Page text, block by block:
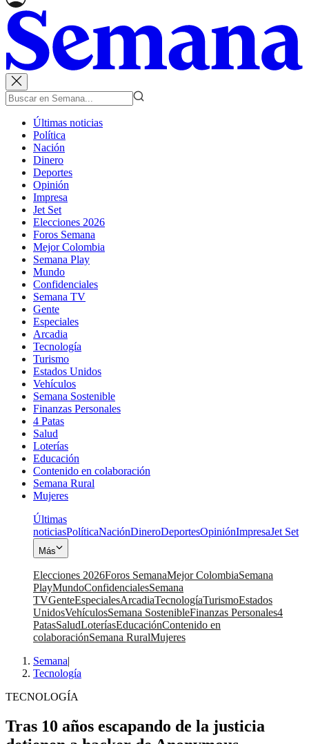
Últimas noticias
Política
Nación
Dinero
Deportes
Opinión
Impresa
Jet Set
Elecciones 2026
Foros Semana
Mejor Colombia
Semana Play
Mundo
Confidenciales
Semana TV
Gente
Especiales
Arcadia
Tecnología
Turismo
Estados Unidos
Vehículos
Semana Sostenible
Finanzas Personales
4 Patas
Salud
Loterías
Educación
Contenido en colaboración
Semana Rural
Mujeres
Últimas
noticiasPolíticaNaciónDineroDeportesOpiniónImpresaJet Set
Más
Elecciones 2026Foros SemanaMejor ColombiaSemana
PlayMundoConfidencialesSemana
TVGenteEspecialesArcadiaTecnologíaTurismoEstados
UnidosVehículosSemana SostenibleFinanzas Personales4
PatasSaludLoteríasEducaciónContenido en
colaboraciónSemana RuralMujeres
Semana|
Tecnología
TECNOLOGÍA
Tras 10 años escapando de la justicia